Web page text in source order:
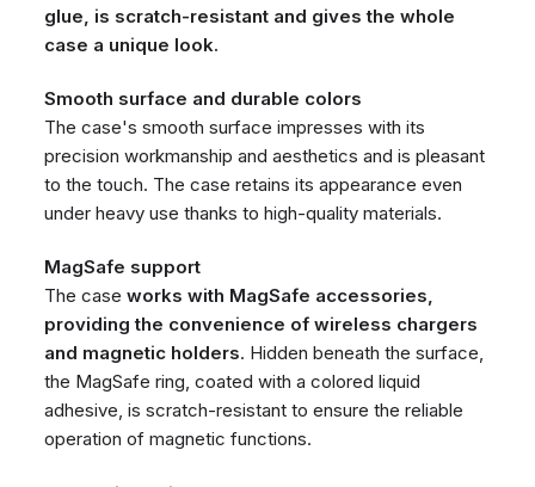
glue, is scratch-resistant and gives the whole
case a unique look.
Smooth surface and durable colors
The case's smooth surface impresses with its
precision workmanship and aesthetics and is pleasant
to the touch. The case retains its appearance even
under heavy use thanks to high-quality materials.
MagSafe support
The caseworks with MagSafe accessories,
providing the convenience of wireless chargers
and magnetic holders. Hidden beneath the surface,
the MagSafe ring, coated with a colored liquid
adhesive, is scratch-resistant to ensure the reliable
operation of magnetic functions.